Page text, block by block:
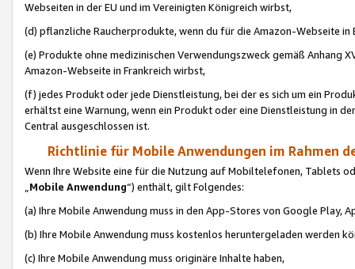
Webseiten in der EU und im Vereinigten Königreich wirbst,
(d) pflanzliche Raucherprodukte, wenn du für die Amazon-Webseite in
(e) Produkte ohne medizinischen Verwendungszweck gemäß Anhang
Amazon-Webseite in Frankreich wirbst,
(f) jedes Produkt oder jede Dienstleistung, bei der es sich um ein
erhältst eine Warnung, wenn ein Produkt oder eine Dienstleistung in
Central ausgeschlossen ist.
Richtlinie für Mobile Anwendungen im Rahmen
Wenn Ihre Website eine für die Nutzung auf Mobiltelefonen, Tablets
„Mobile Anwendung“) enthält, gilt Folgendes:
(a) Ihre Mobile Anwendung muss in den App-Stores von Google Play,
(b) Ihre Mobile Anwendung muss kostenlos heruntergeladen werden
(c) Ihre Mobile Anwendung muss originäre Inhalte haben,